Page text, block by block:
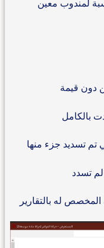
لمندوب معين
دون قيمة
بالكامل
تم تسديد جزء منها
لم تسدد
المخصص له بالتقارير